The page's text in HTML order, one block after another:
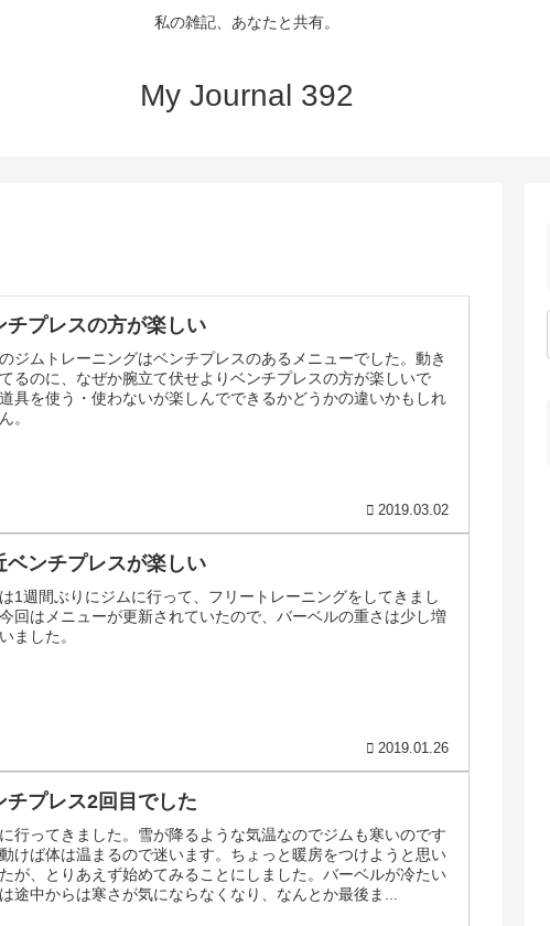
私の雑記、あなたと共有。
My Journal 392
チプレスの方が楽しい
ジムトレーニングはベンチプレスのあるメニューでした。動き
るのに、なぜか腕立て伏せよりベンチプレスの方が楽しいで
具を使う・使わないが楽しんでできるかどうかの違いかもしれ
。
2019.03.02
ベンチプレスが楽しい
1週間ぶりにジムに行って、フリートレーニングをしてきまし
回はメニューが更新されていたので、バーベルの重さは少し増
ました。
2019.01.26
チプレス2回目でした
行ってきました。雪が降るような気温なのでジムも寒いのです
けば体は温まるので迷います。ちょっと暖房をつけようと思い
が、とりあえず始めてみることにしました。バーベルが冷たい
途中からは寒さが気にならなくなり、なんとか最後ま...